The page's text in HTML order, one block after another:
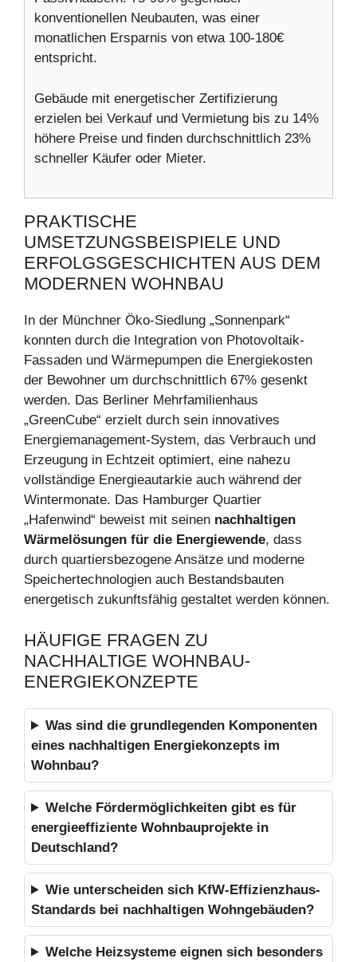
konventionellen Neubauten, was einer
monatlichen Ersparnis von etwa 100-180€
entspricht.
Gebäude mit energetischer Zertifizierung
erzielen bei Verkauf und Vermietung bis zu 14%
höhere Preise und finden durchschnittlich 23%
schneller Käufer oder Mieter.
PRAKTISCHE
UMSETZUNGSBEISPIELE UND
ERFOLGSGESCHICHTEN AUS DEM
MODERNEN WOHNBAU
In der Münchner Öko-Siedlung „Sonnenpark“
konnten durch die Integration von Photovoltaik-
Fassaden und Wärmepumpen die Energiekosten
der Bewohner um durchschnittlich 67% gesenkt
werden. Das Berliner Mehrfamilienhaus
„GreenCube“ erzielt durch sein innovatives
Energiemanagement-System, das Verbrauch und
Erzeugung in Echtzeit optimiert, eine nahezu
vollständige Energieautarkie auch während der
Wintermonate. Das Hamburger Quartier
„Hafenwind“ beweist mit seinen nachhaltigen
Wärmelösungen für die Energiewende, dass
durch quartiersbezogene Ansätze und moderne
Speichertechnologien auch Bestandsbauten
energetisch zukunftsfähig gestaltet werden können.
HÄUFIGE FRAGEN ZU
NACHHALTIGE WOHNBAU-
ENERGIEKONZEPTE
Was sind die grundlegenden Komponenten
eines nachhaltigen Energiekonzepts im
Wohnbau?
Welche Fördermöglichkeiten gibt es für
energieeffiziente Wohnbauprojekte in
Deutschland?
Wie unterscheiden sich KfW-Effizienzhaus-
Standards bei nachhaltigen Wohngebäuden?
Welche Heizsysteme eignen sich besonders